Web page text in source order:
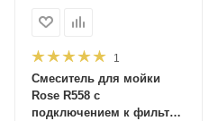
1
Смеситель для мойки
Rose R558 с
подключением к фильтру